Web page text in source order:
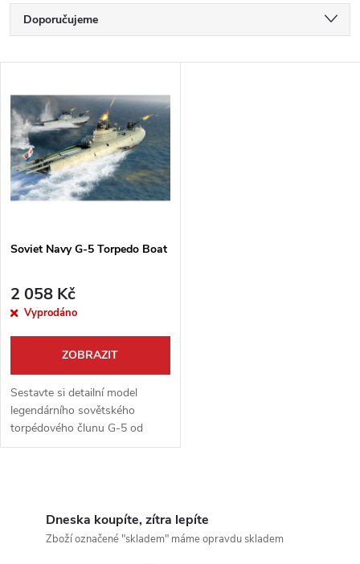
Ř
a
z
e
n
p
r
o
d
u
Doporučujeme
Nejprodávanější
Abecedně
ý
p
i
s
p
r
d
u
Soviet Navy G-5 Torpedo Boat
2 058 Kč
Vyprodáno
ZOBRAZIT
Sestavte si detailní model
legendárního sovětského
torpédového člunu G-5 od
značky ILoveKit. Tento ikonický
Dneska koupíte, zítra lepíte
Zboží označené "skladem" máme opravdu skladem